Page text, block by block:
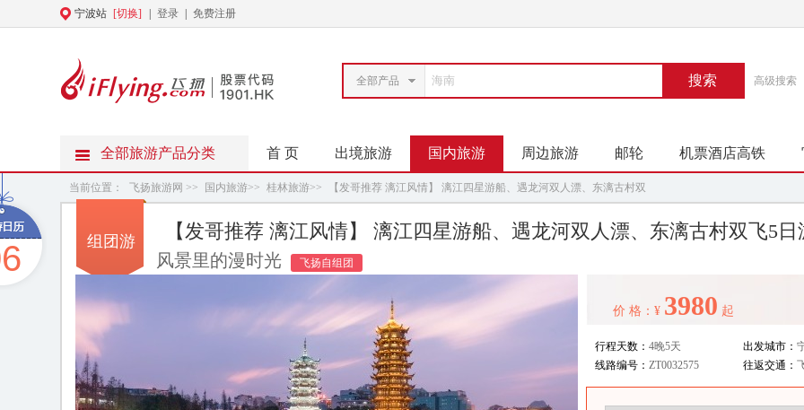
宁波站 [切换] 登录 免费注册
全部产品 搜索 高级搜索
全部旅游产品分类 首 页 出境旅游 国内旅游 周边旅游 邮轮 机票酒店高铁
当前位置： 飞扬旅游网 >> 国内旅游>> 桂林旅游>> 【发哥推荐 漓江风情】 漓江四星游船、遇龙河双人漂、东漓古村双
组团游 【发哥推荐 漓江风情】 漓江四星游船、遇龙河双人漂、东漓古村双飞5日
风景里的漫时光 飞扬自组团
价 格：¥ 3980 起
行程天数： 4晚5天 出发城市：
线路编号： ZT0032575 往返交通：